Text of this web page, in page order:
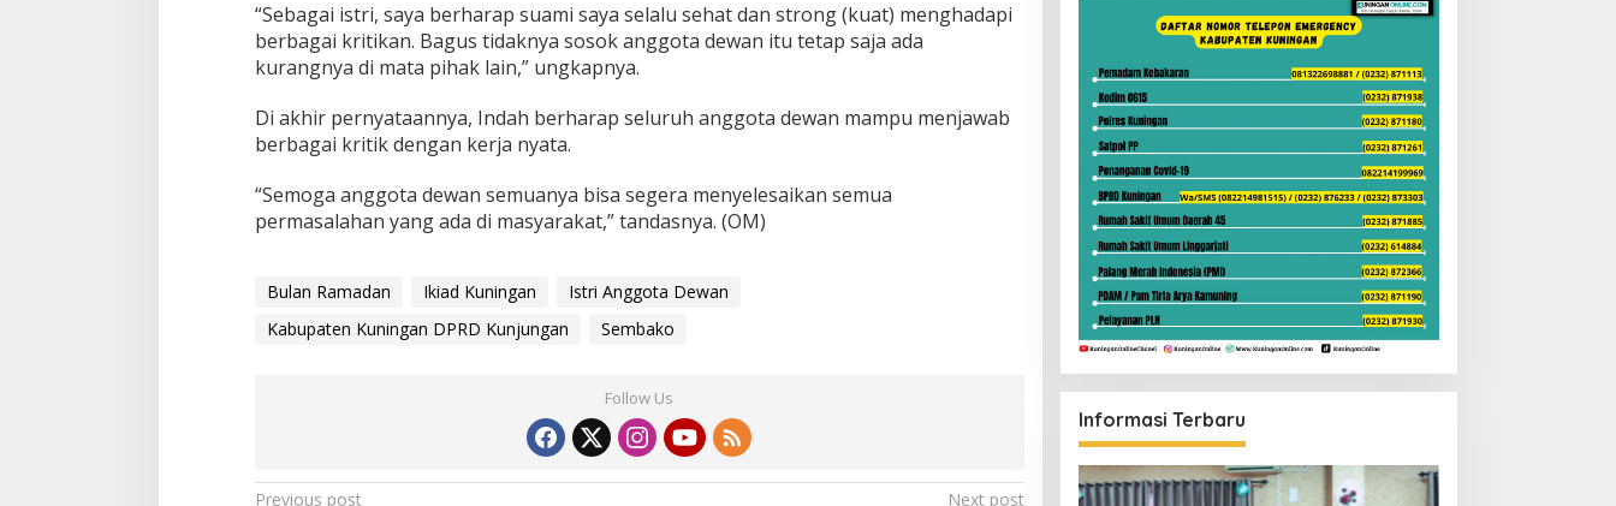
“Sebagai istri, saya berharap suami saya selalu sehat dan strong (kuat) menghadapi
berbagai kritikan. Bagus tidaknya sosok anggota dewan itu tetap saja ada
kurangnya di mata pihak lain,” ungkapnya.
Di akhir pernyataannya, Indah berharap seluruh anggota dewan mampu menjawab
berbagai kritik dengan kerja nyata.
“Semoga anggota dewan semuanya bisa segera menyelesaikan semua
permasalahan yang ada di masyarakat,” tandasnya. (OM)
Bulan Ramadan Ikiad Kuningan
Istri Anggota Dewan
Kabupaten Kuningan DPRD Kunjungan
Sembako
Follow Us
Previous post
Next post
Informasi Terbaru